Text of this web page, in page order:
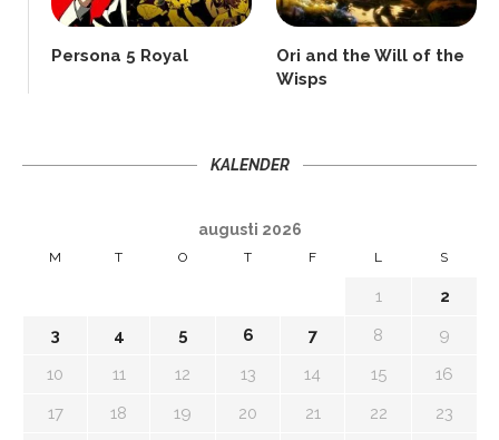
Persona 5 Royal
Ori and the Will of the
Wisps
KALENDER
augusti 2026
M T O T F L S
1
2
3
4 5 6 7 8
9
10
11 12 13 14 15
16
17
18 19 20 21 22
23